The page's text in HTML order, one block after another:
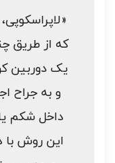
که از طریق
یک دوربین
و به جراح
داخل شکم
این روش با